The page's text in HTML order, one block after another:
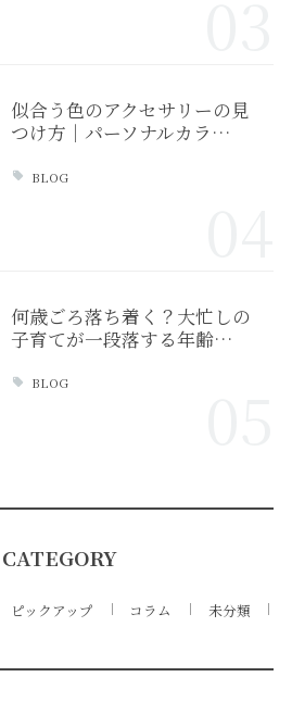
似合う色のアクセサリーの見
つけ方｜パーソナルカラ…
BLOG
何歳ごろ落ち着く？大忙しの
子育てが一段落する年齢…
BLOG
CATEGORY
ピックアップ コラム 未分類